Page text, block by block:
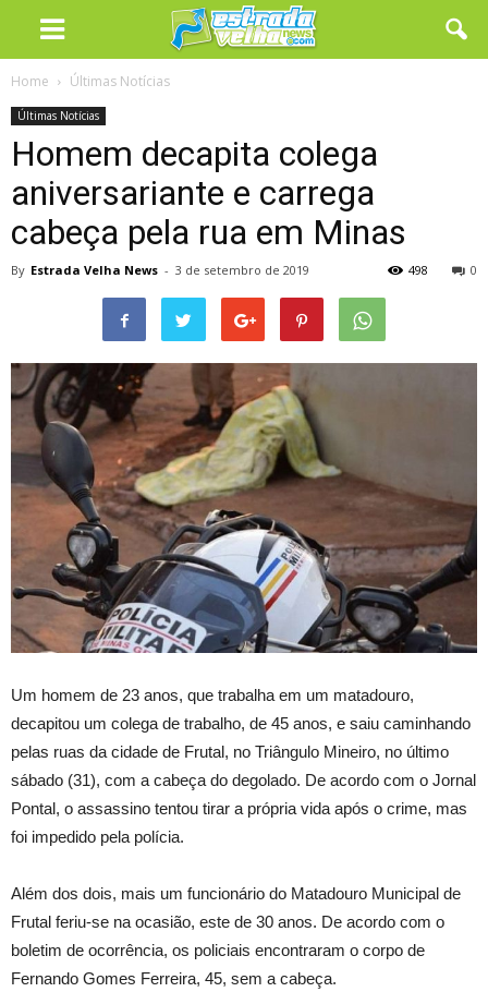
Home Últimas Notícias
Últimas Notícias
Homem decapita colega
aniversariante e carrega
cabeça pela rua em Minas
By Estrada Velha News - 3 de setembro de 2019 0
498
Um homem de 23 anos, que trabalha em um matadouro,
decapitou um colega de trabalho, de 45 anos, e saiu caminhando
pelas ruas da cidade de Frutal, no Triângulo Mineiro, no último
sábado (31), com a cabeça do degolado. De acordo com o Jornal
Pontal, o assassino tentou tirar a própria vida após o crime, mas
foi impedido pela polícia.
Além dos dois, mais um funcionário do Matadouro Municipal de
Frutal feriu-se na ocasião, este de 30 anos. De acordo com o
boletim de ocorrência, os policiais encontraram o corpo de
Fernando Gomes Ferreira, 45, sem a cabeça.